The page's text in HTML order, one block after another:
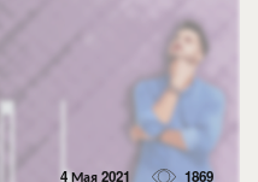
4 Мая 2021 1869